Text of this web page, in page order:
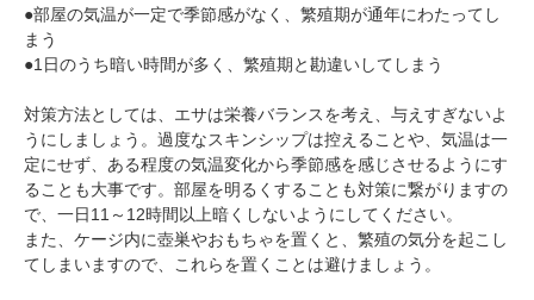
●部屋の気温が一定で季節感がなく、繁殖期が通年にわたってし
まう
●1日のうち暗い時間が多く、繁殖期と勘違いしてしまう
対策方法としては、エサは栄養バランスを考え、与えすぎないよ
うにしましょう。過度なスキンシップは控えることや、気温は一
定にせず、ある程度の気温変化から季節感を感じさせるようにす
ることも大事です。部屋を明るくすることも対策に繋がりますの
で、一日11～12時間以上暗くしないようにしてください。
また、ケージ内に壺巣やおもちゃを置くと、繁殖の気分を起こし
てしまいますので、これらを置くことは避けましょう。